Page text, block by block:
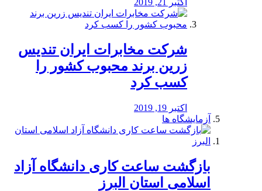
اکتبر 21, 2019
شرکت مخابرات ایران تندیس
زرین برند محبوب کشور را
کسب کرد
اکتبر 19, 2019
آزمایشگاه ها
بازگشت ساعت کاری دانشگاه آزاد
اسلامی استان البرز